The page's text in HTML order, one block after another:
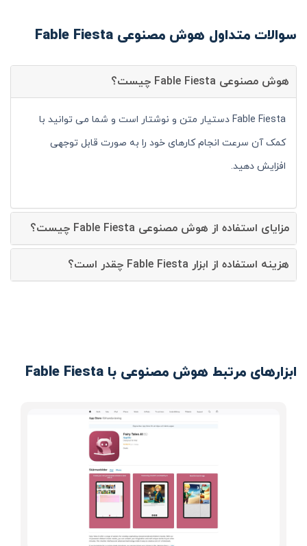
سوالات متداول هوش مصنوعی Fable Fiesta
هوش مصنوعی Fable Fiesta چیست؟
Fable Fiesta دستیار متن و نوشتار است و شما می توانید با
کمک آن سرعت انجام کارهای خود را به صورت قابل توجهی
افزایش دهید.
مزایای استفاده از هوش مصنوعی Fable Fiesta چیست؟
هزینه استفاده از ابزار Fable Fiesta چقدر است؟
ابزارهای مرتبط هوش مصنوعی با Fable Fiesta